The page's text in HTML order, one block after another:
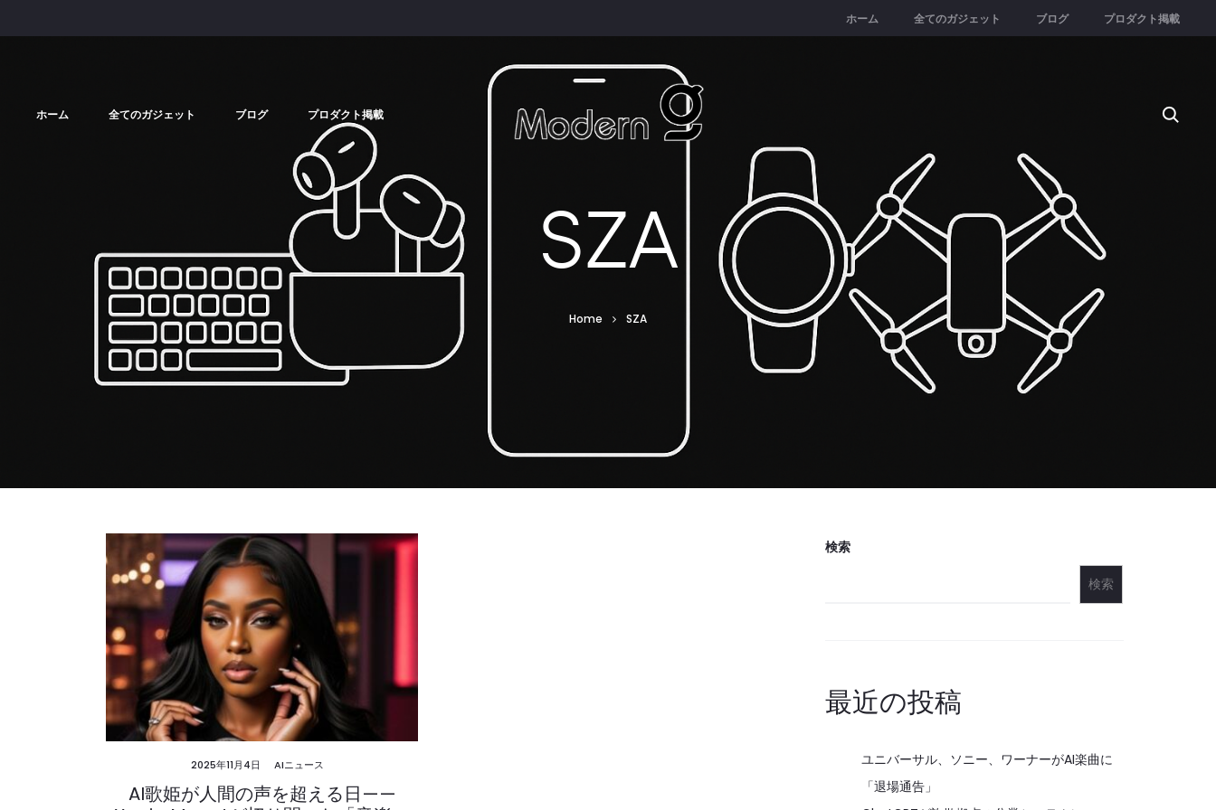
ホーム 全てのガジェット ブログ プロダクト掲載
ホーム 全てのガジェット ブログ プロダクト掲載
SZA
Home SZA
2025年11月4日 AIニュース
AI歌姫が人間の声を超える日——
検索
検索
最近の投稿
ユニバーサル、ソニー、ワーナーがAI楽曲に
「退場通告」